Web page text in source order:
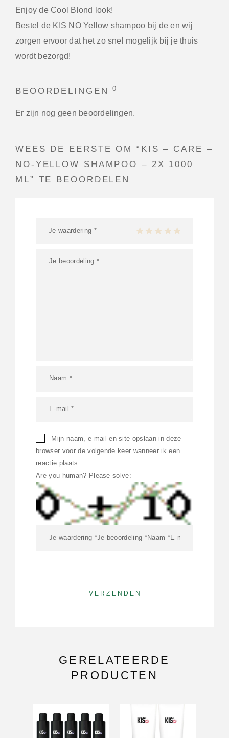
Enjoy de Cool Blond look!
Bestel de KIS NO Yellow shampoo bij de en wij
zorgen ervoor dat het zo snel mogelijk bij je thuis
wordt bezorgd!
BEOORDELINGEN0
Er zijn nog geen beoordelingen.
WEES DE EERSTE OM “KIS – CARE –
NO-YELLOW SHAMPOO – 2X 1000
ML” TE BEOORDELEN
Je waardering * 1 van de 5 sterren
2 van de 5 sterren
3 van de 5 sterren
4 van de 5 sterren
Mijn naam, e-mail en site opslaan in deze
browser voor de volgende keer wanneer ik een
reactie plaats.
Are you human? Please solve:
GERELATEERDE
PRODUCTEN